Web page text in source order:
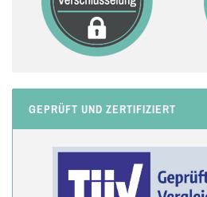
GEPRÜFT UND ZERTIFIZIERT